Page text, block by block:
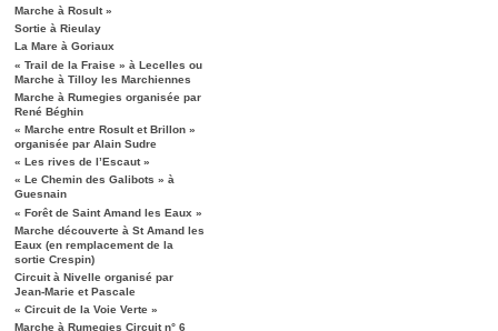
Marche à Rosult »
Sortie à Rieulay
La Mare à Goriaux
« Trail de la Fraise » à Lecelles ou
Marche à Tilloy les Marchiennes
Marche à Rumegies organisée par
René Béghin
« Marche entre Rosult et Brillon »
organisée par Alain Sudre
« Les rives de l’Escaut »
« Le Chemin des Galibots » à
Guesnain
« Forêt de Saint Amand les Eaux »
Marche découverte à St Amand les
Eaux (en remplacement de la
sortie Crespin)
Circuit à Nivelle organisé par
Jean-Marie et Pascale
« Circuit de la Voie Verte »
Marche à Rumegies Circuit n° 6